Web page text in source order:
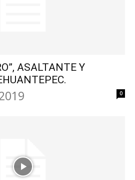
ASALTANTE Y
0